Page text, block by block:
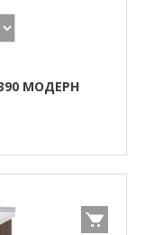
МОДЕРН